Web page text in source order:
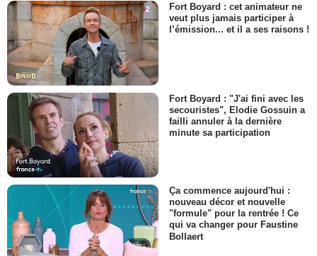
Fort Boyard : cet animateur ne
veut plus jamais participer à
l’émission... et il a ses raisons !
Fort Boyard : "J'ai fini avec les
secouristes", Elodie Gossuin a
failli annuler à la dernière
minute sa participation
Ça commence aujourd'hui :
nouveau décor et nouvelle
"formule" pour la rentrée ! Ce
qui va changer pour Faustine
Bollaert